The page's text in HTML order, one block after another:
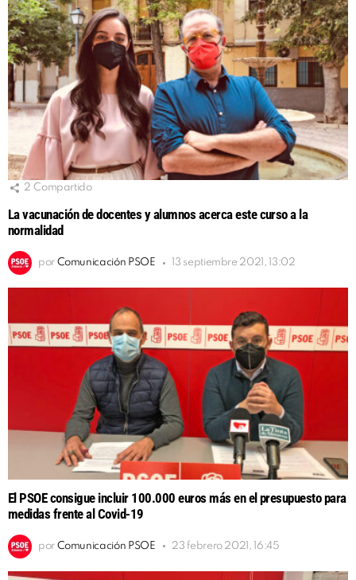
2 Compartido
La vacunación de docentes y alumnos acerca este curso a la
normalidad
por Comunicación PSOE 13 septiembre 2021, 13:02
El PSOE consigue incluir 100.000 euros más en el presupuesto para
medidas frente al Covid-19
por Comunicación PSOE 23 febrero 2021, 16:45